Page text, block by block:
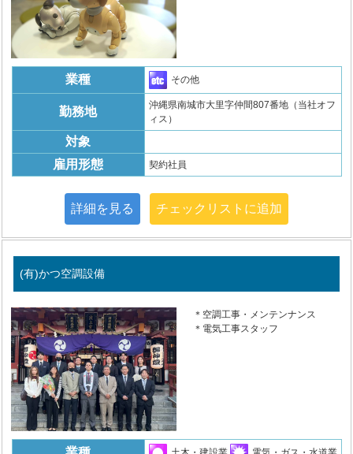
業種 その他
勤務地
沖縄県南城市大里字仲間807番地（当社オフ
ィス）
対象
雇用形態
契約社員
詳細を見る チェックリストに追加
(有)かつ空調設備
＊空調工事・メンテンナンス
＊電気工事スタッフ